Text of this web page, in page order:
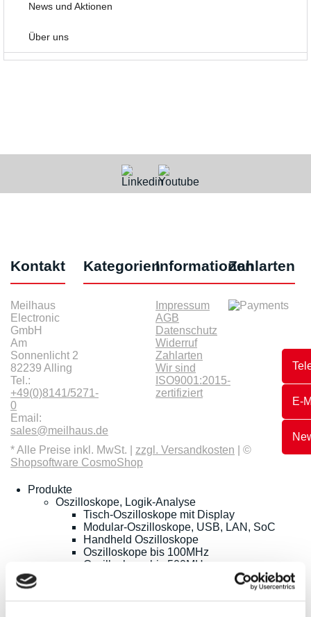
E-
News und Aktionen
Über uns
Kontakt
Meilhaus
Electronic
GmbH
Am
Sonnenlicht 2
82239 Alling
Tel.:
+49(0)8141/5271-
0
Email:
sales@meilhaus.de
KategorienInformationen
Impressum
AGB
Datenschutz
Widerruf
Zahlarten
Wir sind
ISO9001:2015-
zertifiziert
Zahlarten
* Alle Preise inkl. MwSt. | zzgl. Versandkosten | ©
Shopsoftware CosmoShop
Produkte
Oszilloskope, Logik-Analyse
Tisch-Oszilloskope mit Display
Modular-Oszilloskope, USB, LAN, SoC
Handheld Oszilloskope
Oszilloskope bis 100MHz
Oszilloskope bis 500MHz
Oszilloskope bis 1GHz und mehr